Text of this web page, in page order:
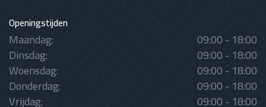
Openingstijden
Maandag: 09:00 - 18:00
Dinsdag: 09:00 - 18:00
Woensdag: 09:00 - 18:00
Donderdag: 09:00 - 18:00
Vrijdag: 09:00 - 18:00